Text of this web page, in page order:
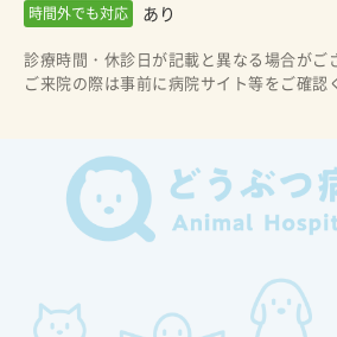
時間外でも対応 あり
診療時間・休診日が記載と異なる場合がご
ご来院の際は事前に病院サイト等をご確認